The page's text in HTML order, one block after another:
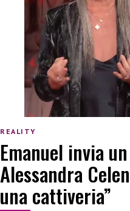
REALITY
Emanuel invia
Alessandra
una cattiveria”